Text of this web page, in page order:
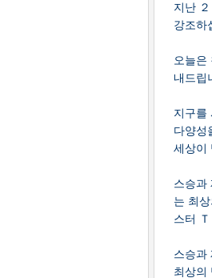
지난
강조하
오늘은
내드립
지구를
다양성
세상이
스승과
는 최
스터
스승과
최상의